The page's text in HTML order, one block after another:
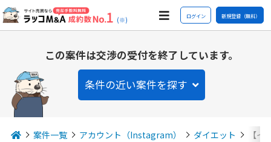
(※) ログイン 新規登録（無料）
この案件は交渉の受付を終了しています。
条件の近い案件を探す
案件一覧 アカウント（Instagram） ダイエット 【